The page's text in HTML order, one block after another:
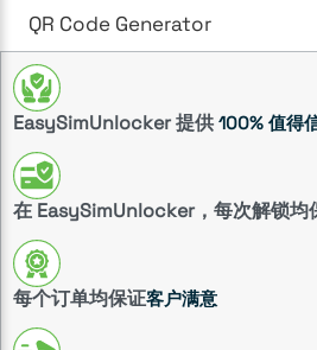
QR Code Generator
EasySimUnlocker 提供 100% 值得
在 EasySimUnlocker，每次解锁均
每个订单均保证客户满意